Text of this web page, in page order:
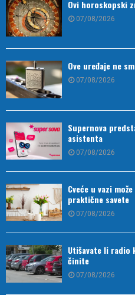
Ovi horoskopski
07/08/2026
Ove uređaje ne
07/08/2026
Supernova
asistenta
07/08/2026
Cveće u vazi
praktične savete
07/08/2026
Utišavate li radio
činite
07/08/2026